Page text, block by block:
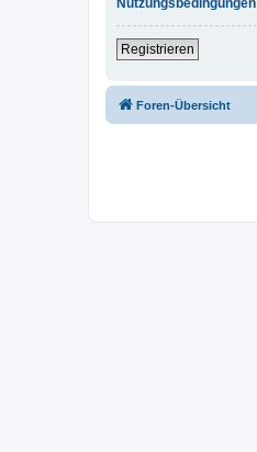
Nutzungsbedingungen
Registrieren
Foren-Übersicht